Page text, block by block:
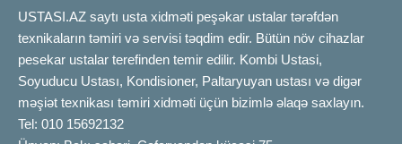
USTASI.AZ saytı usta xidməti peşəkar ustalar tərəfdən
texnikaların təmiri və servisi təqdim edir. Bütün növ cihazlar
pesekar ustalar terefinden temir edilir. Kombi Ustasi,
Soyuducu Ustası, Kondisioner, Paltaryuyan ustası və digər
məşiət texnikası təmiri xidməti üçün bizimlə əlaqə saxlayın.
Tel: 010 15692132